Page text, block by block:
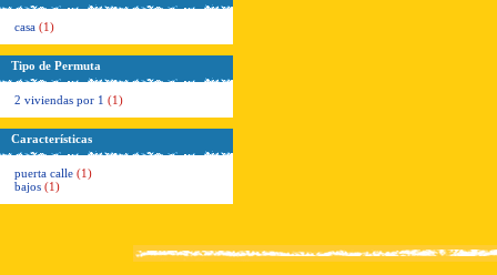
casa (1)
Tipo de Permuta
2 viviendas por 1 (1)
Características
puerta calle (1)
bajos (1)